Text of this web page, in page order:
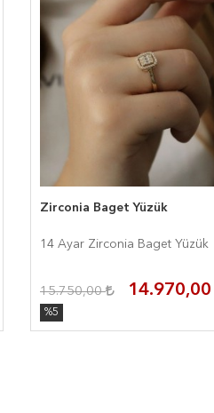
Zirconia Baget Yüzük
14 Ayar Zirconia Baget Yüzük
15.750,00 14.970,00
%5